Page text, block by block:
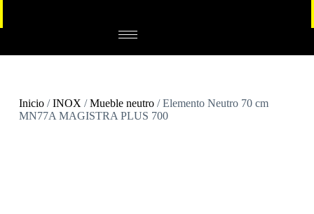
Inicio/INOX /Mueble neutro/ Elemento Neutro 70 cm
MN77A MAGISTRA PLUS 700